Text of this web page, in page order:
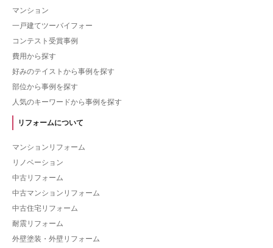
マンション
一戸建てツーバイフォー
コンテスト受賞事例
費用から探す
好みのテイストから事例を探す
部位から事例を探す
人気のキーワードから事例を探す
リフォームについて
マンションリフォーム
リノベーション
中古リフォーム
中古マンションリフォーム
中古住宅リフォーム
耐震リフォーム
外壁塗装・外壁リフォーム